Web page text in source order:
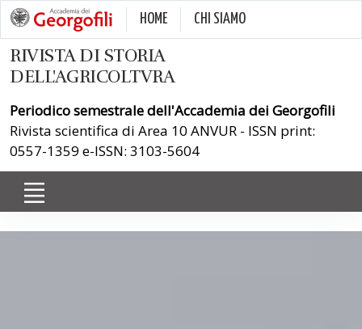
HOME CHI SIAMO
RIVISTA DI STORIA
DELL'AGRICOLTVRA
Periodico semestrale dell'Accademia dei Georgofili
Rivista scientifica di Area 10 ANVUR - ISSN print:
0557-1359 e-ISSN: 3103-5604